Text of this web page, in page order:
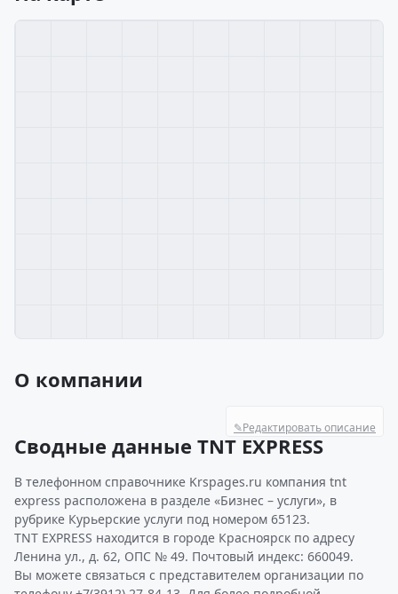
О компании
✎Редактировать описание
Сводные данные TNT EXPRESS
В телефонном справочнике Krspages.ru компания tnt
express расположена в разделе «Бизнес – услуги», в
рубрике Курьерские услуги под номером 65123.
TNT EXPRESS находится в городе Красноярск по адресу
Ленина ул., д. 62, ОПС № 49. Почтовый индекс: 660049.
Вы можете связаться с представителем организации по